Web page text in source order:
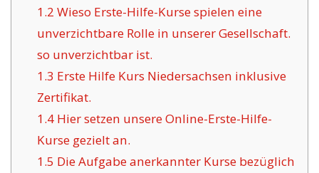
1.2 Wieso Erste-Hilfe-Kurse spielen eine
unverzichtbare Rolle in unserer Gesellschaft.
so unverzichtbar ist.
1.3 Erste Hilfe Kurs Niedersachsen inklusive
Zertifikat.
1.4Hier setzen unsere Online-Erste-Hilfe-
Kurse gezielt an.
1.5 Die Aufgabe anerkannter Kurse bezüglich